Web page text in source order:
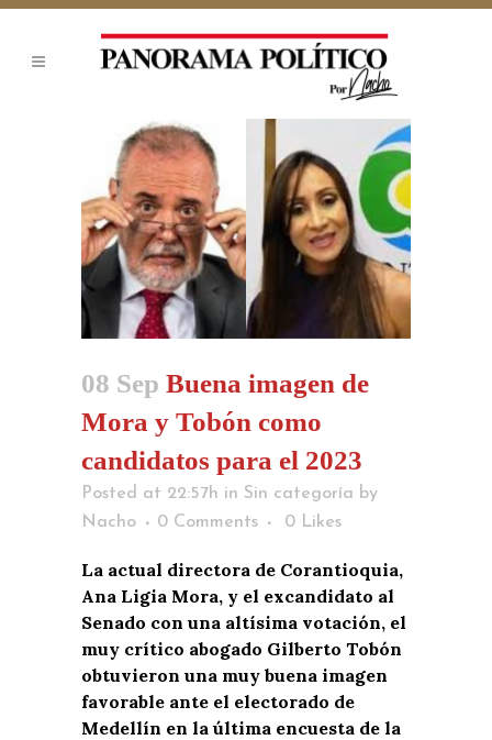
08 Sep Buena imagen de
Mora y Tobón como
candidatos para el 2023
Posted at 22:57h in Sin categoría by
Nacho
0 Comments 0 Likes
La actual directora de Corantioquia,
Ana Ligia Mora, y el excandidato al
Senado con una altísima votación, el
muy crítico abogado Gilberto Tobón
obtuvieron una muy buena imagen
favorable ante el electorado de
Medellín en la última encuesta de la